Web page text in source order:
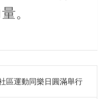
。
區運動同樂日圓滿舉行